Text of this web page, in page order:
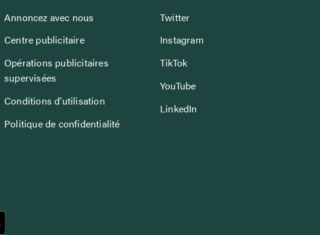
Annoncez avec nous
Centre publicitaire
Opérations publicitaires
supervisées
Conditions d’utilisation
Politique de confidentialité
Twitter
Instagram
TikTok
YouTube
LinkedIn